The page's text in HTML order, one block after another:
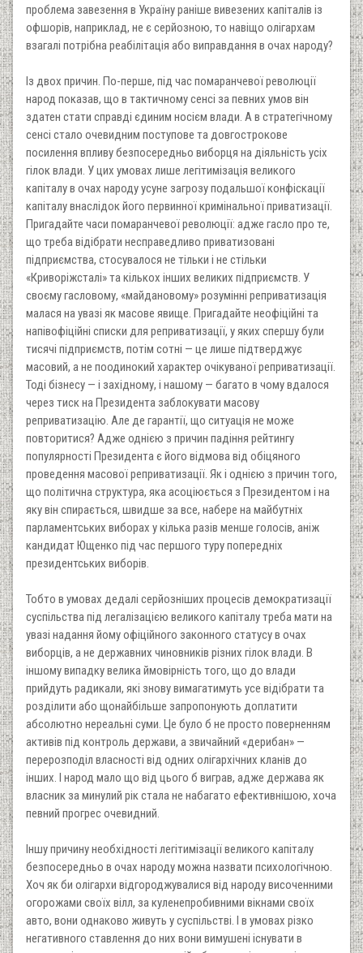
проблема завезення в Україну раніше вивезених капіталів iз
офшорів, наприклад, не є серйозною, то навіщо олігархам
взагалі потрібна реабілітація або виправдання в очах народу?
Iз двох причин. По-перше, під час помаранчевої революції
народ показав, що в тактичному сенсі за певних умов він
здатен стати справді єдиним носієм влади. А в стратегічному
сенсі стало очевидним поступове та довгострокове
посилення впливу безпосередньо виборця на діяльність усіх
гілок влади. У цих умовах лише легітимізація великого
капіталу в очах народу усуне загрозу подальшої конфіскації
капіталу внаслідок його первинної кримінальної приватизації.
Пригадайте часи помаранчевої революції: адже гасло про те,
що треба відібрати несправедливо приватизовані
підприємства, стосувалося не тільки і не стільки
«Криворіжсталі» та кількох інших великих підприємств. У
своєму гасловому, «майдановому» розумінні реприватизація
малася на увазі як масове явище. Пригадайте неофіційні та
напівофіційні списки для реприватизації, у яких спершу були
тисячі підприємств, потім сотні — це лише підтверджує
масовий, а не поодинокий характер очікуваної реприватизації.
Тоді бізнесу — і західному, і нашому — багато в чому вдалося
через тиск на Президента заблокувати масову
реприватизацію. Але де гарантії, що ситуація не може
повторитися? Адже однією з причин падіння рейтингу
популярності Президента є його відмова від обіцяного
проведення масової реприватизації. Як і однією з причин того,
що політична структура, яка асоціюється з Президентом і на
яку він спирається, швидше за все, набере на майбутніх
парламентських виборах у кілька разів менше голосів, аніж
кандидат Ющенко під час першого туру попередніх
президентських виборів.
Тобто в умовах дедалі серйозніших процесів демократизації
суспільства під легалізацією великого капіталу треба мати на
увазі надання йому офіційного законного статусу в очах
виборців, а не державних чиновників різних гілок влади. В
іншому випадку велика ймовірність того, що до влади
прийдуть радикали, які знову вимагатимуть усе відібрати та
розділити або щонайбільше запропонують доплатити
абсолютно нереальні суми. Це було б не просто поверненням
активів під контроль держави, а звичайний «дерибан» —
перерозподіл власності від одних олігархічних кланів до
інших. I народ мало що від цього б виграв, адже держава як
власник за минулий рік стала не набагато ефективнішою, хоча
певний прогрес очевидний.
Iншу причину необхідності легітимізації великого капіталу
безпосередньо в очах народу можна назвати психологічною.
Хоч як би олігархи відгороджувалися від народу височенними
огорожами своїх вілл, за куленепробивними вікнами своїх
авто, вони однаково живуть у суспільстві. I в умовах різко
негативного ставлення до них вони вимушені існувати в